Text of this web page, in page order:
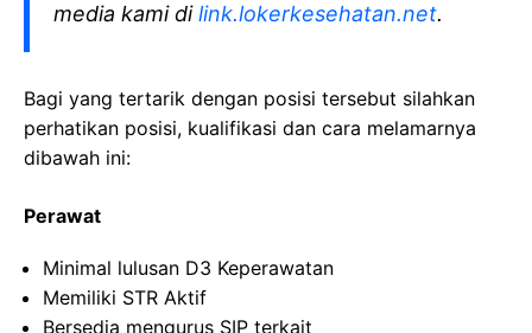
media kami dilink.lokerkesehatan.net.
Bagi yang tertarik dengan posisi tersebut silahkan
perhatikan posisi, kualifikasi dan cara melamarnya
dibawah ini:
Perawat
Minimal lulusan D3 Keperawatan
Memiliki STR Aktif
Bersedia mengurus SIP terkait